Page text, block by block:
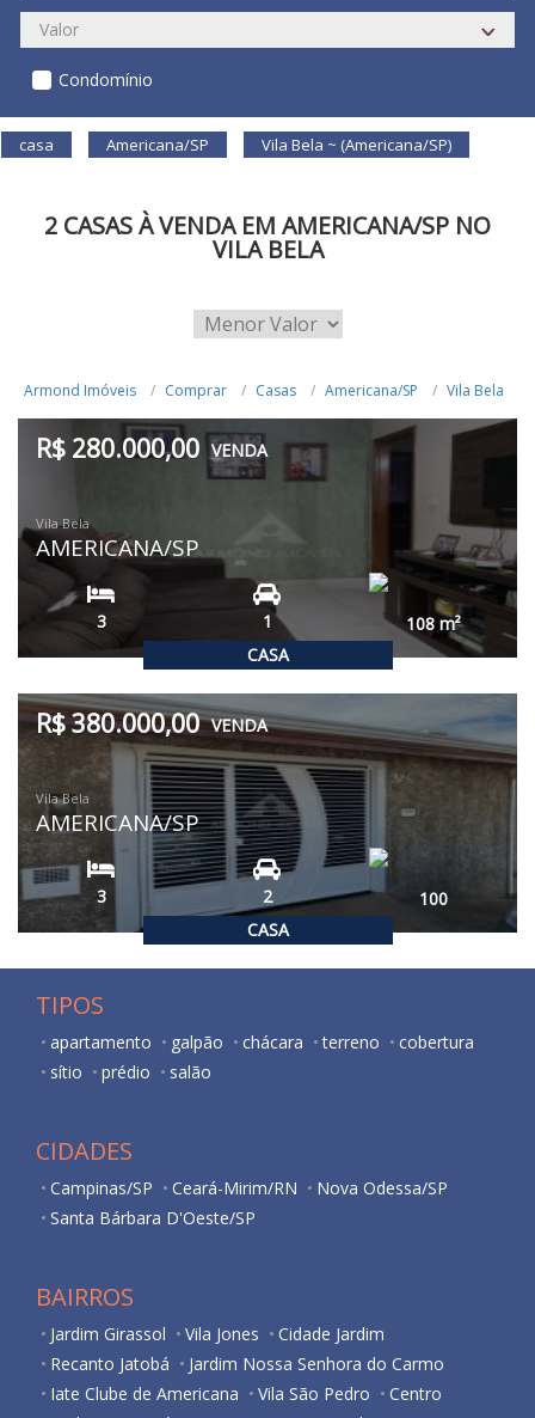
Condomínio
casa Americana/SP Vila Bela ~ (Americana/SP)
2 CASAS À VENDA EM AMERICANA/SP NO
VILA BELA
Armond Imóveis Comprar Casas Americana/SP Vila Bela
CASA
R$ 280.000,00 VENDA
Vila Bela
AMERICANA/SP
3 1 108m²
CASA
R$ 380.000,00 VENDA
Vila Bela
AMERICANA/SP
3 2 100
TIPOS
apartamento galpão chácara terreno
cobertura
sítio
prédio salão
CIDADES
Campinas/SP Ceará-Mirim/RN
Nova Odessa/SP
Santa Bárbara D'Oeste/SP
BAIRROS
Jardim Girassol Vila Jones
Cidade Jardim
Recanto Jatobá
Jardim Nossa Senhora do Carmo
Iate Clube de Americana
Vila São Pedro
Centro